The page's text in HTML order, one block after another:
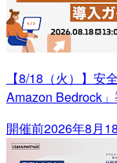
【8/18（火）】安
Amazon Bedrock
開催前2026年8月